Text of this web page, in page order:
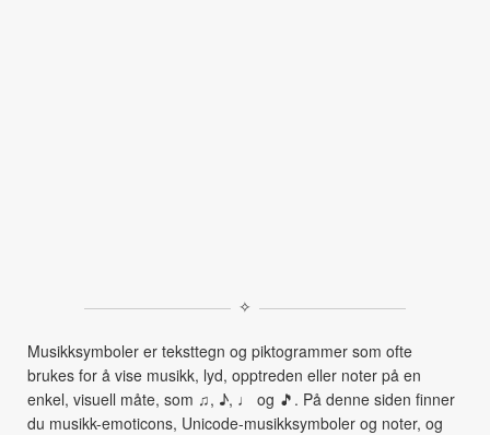
✧
Musikksymboler er teksttegn og piktogrammer som ofte
brukes for å vise musikk, lyd, opptreden eller noter på en
enkel, visuell måte, som ♫, ♪, ♩ og 🎵. På denne siden finner
du musikk-emoticons, Unicode-musikksymboler og noter, og